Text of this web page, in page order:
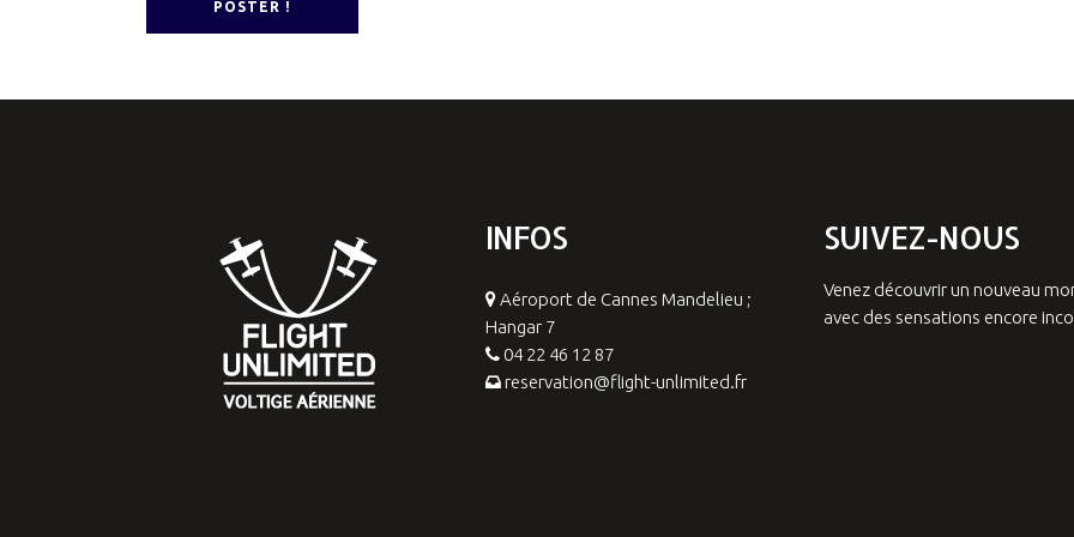
INFOS
Aéroport de Cannes Mandelieu ;
Hangar 7
04 22 46 12 87
reservation@flight-unlimited.fr
SUIVEZ-NOUS
Venez découvrir un nouveau
avec des sensations encore